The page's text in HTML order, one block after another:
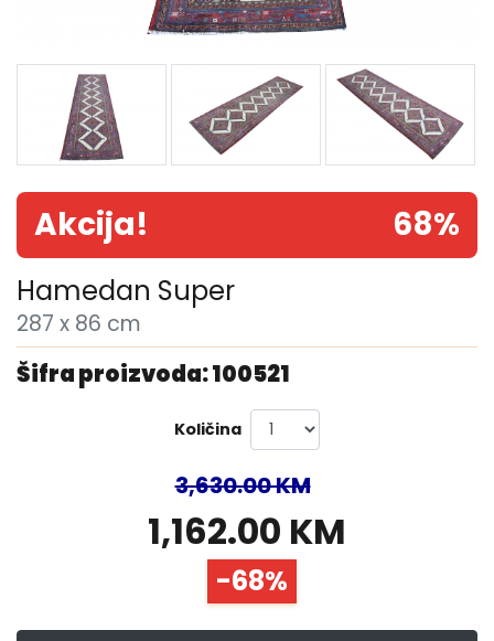
Akcija! 68%
Hamedan Super
287 x 86 cm
Šifra proizvoda: 100521
Količina
3,630.00 KM
1,162.00 KM
-68%